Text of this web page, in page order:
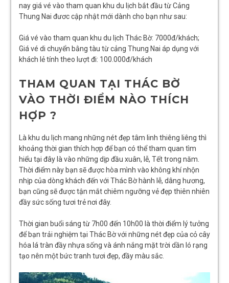
nay giá vé vào tham quan khu du lịch bắt đầu từ Cảng
Thung Nai đươc cập nhật mới dành cho bạn như sau:
Giá vé vào tham quan khu du lịch Thác Bờ: 7000đ/khách;
Giá vé di chuyển bằng tàu từ cảng Thung Nai áp dụng với
khách lẻ tính theo lượt đi: 100.000đ/khách
THAM QUAN TẠI THÁC BỜ
VÀO THỜI ĐIỂM NÀO THÍCH
HỢP ?
Là khu du lịch mang những nét đẹp tâm linh thiêng liêng thì
khoảng thời gian thích hợp để bạn có thể tham quan tìm
hiểu tại đây là vào những dịp đầu xuân, lễ, Tết trong năm.
Thời điểm này bạn sẽ được hòa mình vào không khí nhộn
nhịp của dòng khách đến với Thác Bờ hành lễ, dâng hương,
bạn cũng sẽ được tận mắt chiêm ngưỡng vẻ đẹp thiên nhiên
đầy sức sống tươi trẻ nơi đây.
Thời gian buổi sáng từ 7h00 đến 10h00 là thời điểm lý tưởng
để bạn trải nghiệm tại Thác Bờ với những nét đẹp của cỏ cây
hóa lá tràn đầy nhựa sống và ánh nắng mặt trời dần ló rạng
tạo nên một bức tranh tươi đẹp, đầy màu sắc.